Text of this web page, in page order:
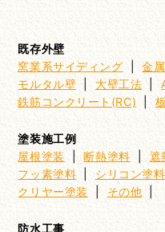
既存外壁
窯業系サイディング|金
モルタル壁
大壁工法 |
鉄筋コンクリート(RC)
塗装施工例
屋根塗装 |断熱塗料 遮
フッ素塗料
シリコン塗料
クリヤー塗装
その他
防水工事